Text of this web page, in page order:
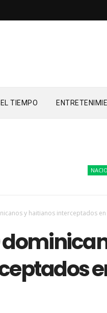
EL TIEMPO
y haitianos interceptados en